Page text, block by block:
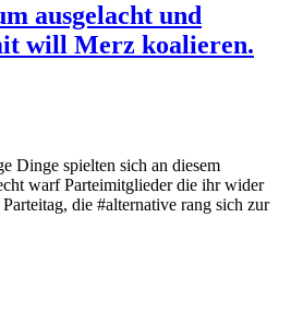
ausgelacht und
will Merz koalieren.
Dinge spielten sich an diesem
warf Parteimitglieder die ihr wider
die #alternative rang sich zur